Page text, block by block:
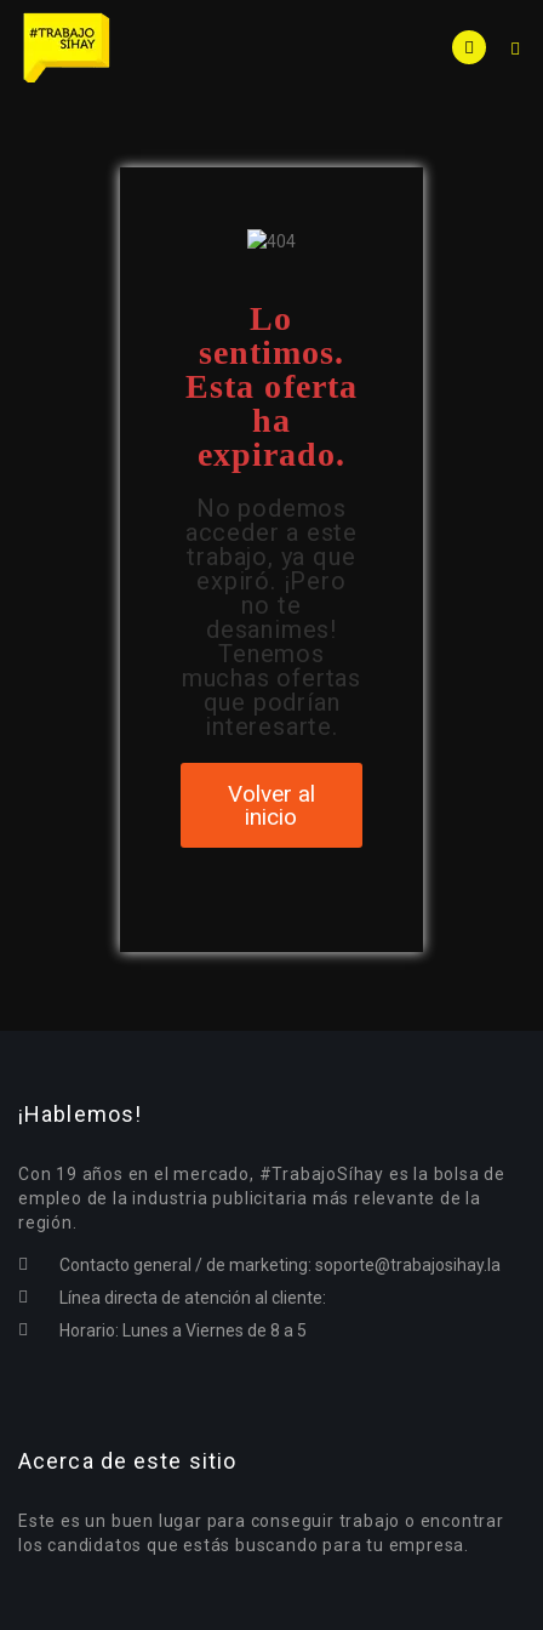
Lo
sentimos.
Esta oferta
ha
expirado.
No podemos
acceder a este
trabajo, ya que
expiró. ¡Pero
no te
desanimes!
Tenemos
muchas ofertas
que podrían
interesarte.
Volver al
inicio
¡Hablemos!
Con 19 años en el mercado, #TrabajoSíhay es la bolsa de
empleo de la industria publicitaria más relevante de la
región.
Contacto general / de marketing: soporte@trabajosihay.la
Línea directa de atención al cliente:
Horario: Lunes a Viernes de 8 a 5
Acerca de este sitio
Este es un buen lugar para conseguir trabajo o encontrar
los candidatos que estás buscando para tu empresa.